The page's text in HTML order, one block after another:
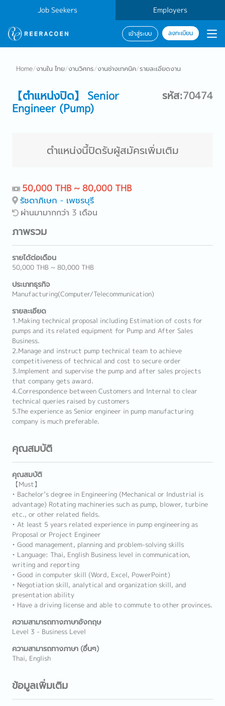
Job Seekers Employers
เข้าสู่ระบบ ลงทะเบียน
Home/งานใน ไทย/งานวิศกร/งานช่างเทคนิค/รายละเอียดงาน
【ตำแหน่งปิด】 Senior
Engineer (Pump)
รหัส:70474
ตำแหน่งนี้ปิดรับผู้สมัครเพิ่มเติม
50,000 THB ~ 80,000 THB
รัชดาภิเษก - เพชรบุรี
ผ่านมามากกว่า 3 เดือน
ภาพรวม
รายได้ต่อเดือน
50,000 THB ~ 80,000 THB
ประเภทธุรกิจ
Manufacturing(Computer/Telecommunication)
รายละเอียด
1.Making technical proposal including Estimation of costs for
pumps and its related equipment for Pump and After Sales
Business.
2.Manage and instruct pump technical team to achieve
competitiveness of technical and cost to secure order
3.Implement and supervise the pump and after sales projects
that company gets award.
4.Correspondence between Customers and Internal to clear
technical queries raised by customers
5.The experience as Senior engineer in pump manufacturing
company is much preferable.
คุณสมบัติ
คุณสมบัติ
【Must】
• Bachelor’s degree in Engineering (Mechanical or Industrial is
advantage) Rotating machineries such as pump, blower, turbine
etc., or other related fields.
• At least 5 years related experience in pump engineering as
Proposal or Project Engineer
• Good management, planning and problem-solving skills
• Language: Thai, English Business level in communication,
writing and reporting
• Good in computer skill (Word, Excel, PowerPoint)
• Negotiation skill, analytical and organization skill, and
presentation ability
• Have a driving license and able to commute to other provinces.
ความสามารถทางภาษาอังกฤษ
Level 3 - Business Level
ความสามารถทางภาษา (อื่นๆ)
Thai, English
ข้อมูลเพิ่มเติม